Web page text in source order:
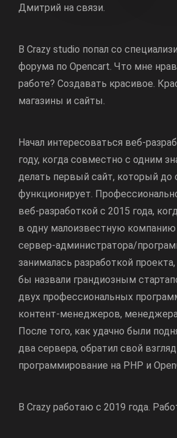
Дмитрий на связи.
В Crazy studio попал со
форума по Opencart. Что мне
работе? Создавать красивое.
магазины и сайты.
Начал интересоваться веб-
году, когда совместно с одним
делать первый сайт, который до
функционирует.
веб-разработкой с 2015 года,
в одну малоизвестную компанию
сервер-администратора/
занималась разработкой
бы назвали грандиозным
двух профессиональных
контент-менеджеров,
После того, как удачно были
два сервера, обратил свой
программирование на PHP и
В Crazy работаю с 2019 года.